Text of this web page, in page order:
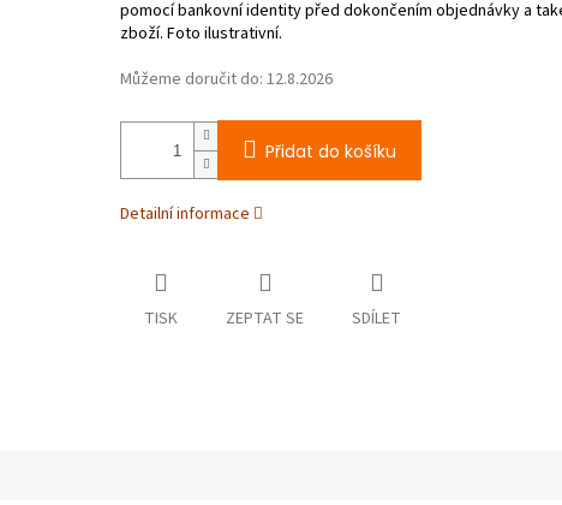
Můžeme doručit do: 12.8.2026
Přidat do košíku
Detailní informace
TISK ZEPTAT SE SDÍLET